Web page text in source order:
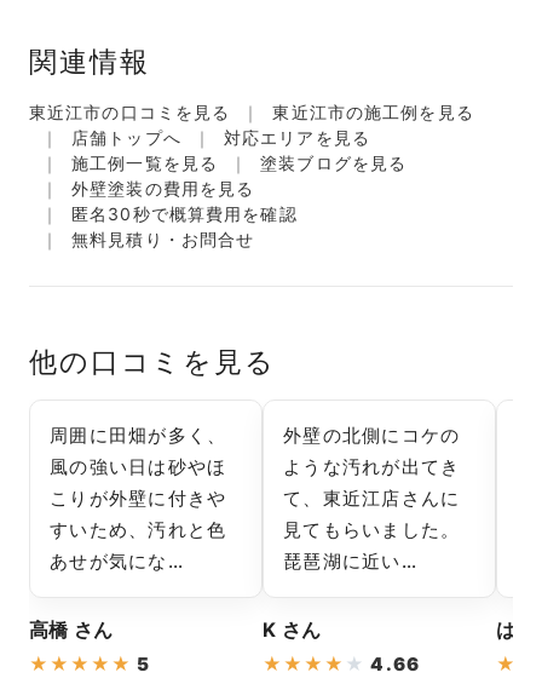
関連情報
東近江市の口コミを見る
東近江市の施工例を見る
店舗トップへ
対応エリアを見る
施工例一覧を見る
塗装ブログを見る
外壁塗装の費用を見る
匿名30秒で概算費用を確認
無料見積り・お問合せ
他の口コミを見る
周囲に田畑が多く、
風の強い日は砂やほ
こりが外壁に付きや
すいため、汚れと色
あせが気にな…
高橋 さん
★ ★ ★ ★ ★ 5
外壁の北側にコケの
ような汚れが出てき
て、東近江店さんに
見てもらいました。
琵琶湖に近い…
K さん
★ ★ ★ ★ ★ 4.66
はる
★